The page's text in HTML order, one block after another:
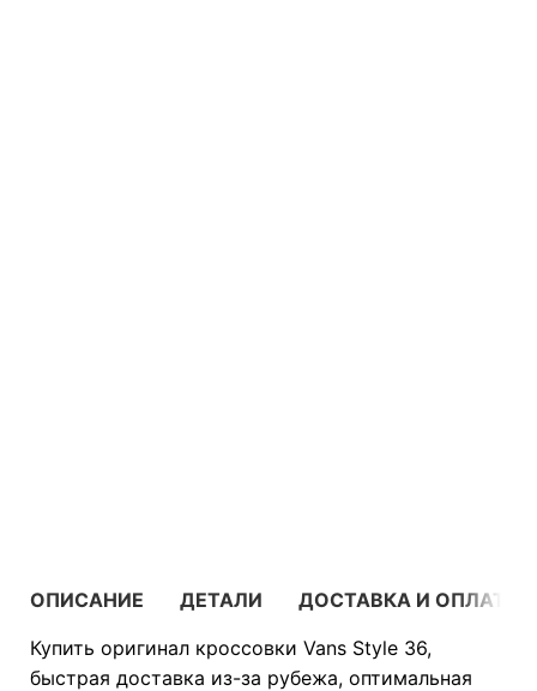
ОПИСАНИЕ ДЕТАЛИ
ДОСТАВКА И ОПЛАТА
Купить оригинал кроссовки Vans Style 36,
быстрая доставка из-за рубежа, оптимальная